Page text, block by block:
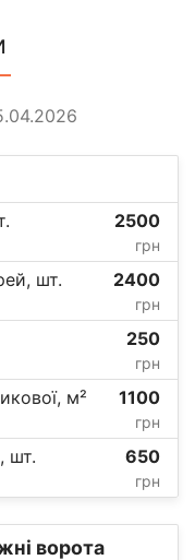
2500
грн
шт. 2400
грн
250
грн
м² 1100
грн
шт. 650
грн
ворота